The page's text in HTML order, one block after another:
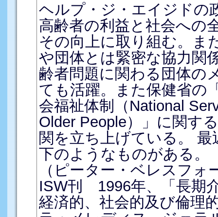
ヘルプ・ジ・エイジドの
高齢者の利益と社会への
その向上に取り組む。ま
や団体とは緊密な協力関
齢者問題に関わる団体の
ても活躍。また保健省の
会福祉体制（National
Older People）」に関す
関を立ち上げている。
下のようなものがある。
（ピーター・ベレスフォ
ISW刊 1996年、「長期
経済的、社会的及び倫理